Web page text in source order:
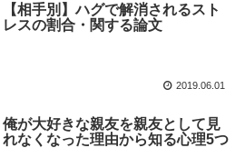
【相手別】ハグで解消されるスト
レスの割合・関する論文
2019.06.01
俺が大好きな親友を親友として見
れなくなった理由から知る心理5つ